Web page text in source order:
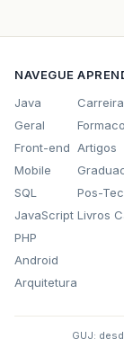
NAVEGUE
Java
Geral
Front-end
Mobile
SQL
JavaScript
PHP
Android
Arquitetura
Artigos
Pos-
Livros
GUJ: